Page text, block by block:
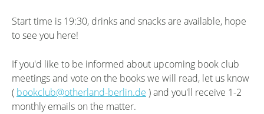
Start time is 19:30, drinks and snacks are available, hope
to see you here!
If you'd like to be informed about upcoming book club
meetings and vote on the books we will read, let us know
( bookclub@otherland-berlin.de ) and you'll receive 1-2
monthly emails on the matter.